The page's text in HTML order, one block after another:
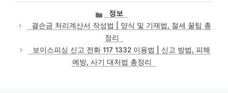
카
테
고
리
정보
결손금 처리계산서 작성법 | 양식 및 기재법, 절세 꿀팁 총
정리
보이스피싱 신고 전화 117 1332 이용법 | 신고 방법, 피해
예방, 사기 대처법 총정리